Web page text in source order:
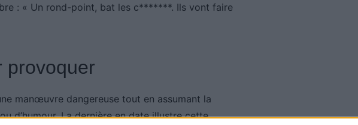
: « Un rond-point, bat les c*******. Ils vont faire
provoquer
manœuvre dangereuse tout en assumant la
d’humour. La dernière en date illustre cette